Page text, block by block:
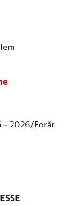
- 2026/Forår